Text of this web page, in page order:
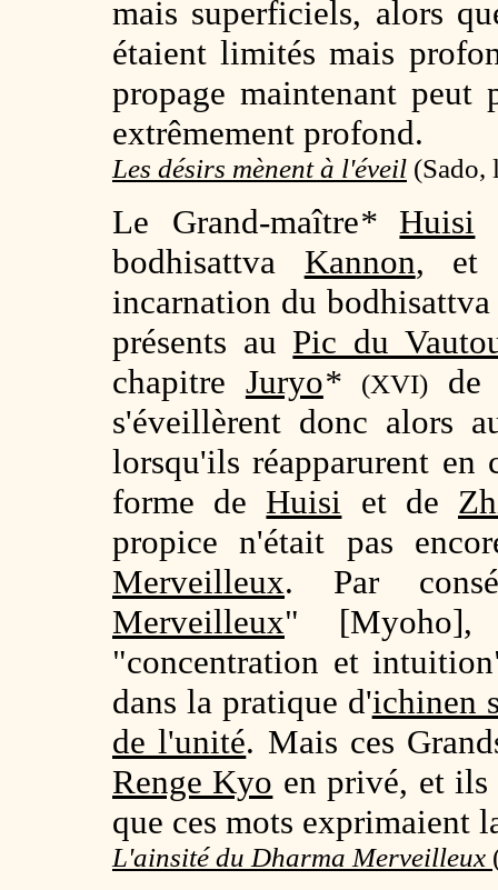
mais superficiels, alors
étaient limités mais
propage maintenant
extrêmement profond.
Les désirs mènent à l'éveil (Sado,
Le Grand-maître* Huisi
bodhisattva Kannon, et
incarnation du bodhisattva
présents au Pic du
chapitre Juryo* (XVI)de
s'éveillèrent donc alors
lorsqu'ils réapparurent en
forme de Huisi et de
propice n'était pas
Merveilleux. Par
Merveilleux" [Myoho],
"concentration et
dans la pratique d'ichinen
de l'unité. Mais ces
Renge Kyo en privé, et ils
que ces mots exprimaient
L'ainsité du Dharma Merveilleux